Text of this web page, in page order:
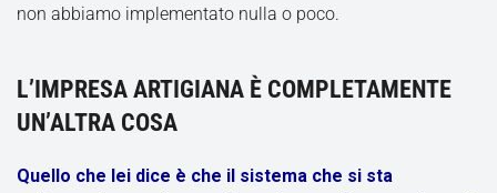
non abbiamo implementato nulla o poco.
L’IMPRESA ARTIGIANA È COMPLETAMENTE
UN’ALTRA COSA
Quello che lei dice è che il sistema che si sta